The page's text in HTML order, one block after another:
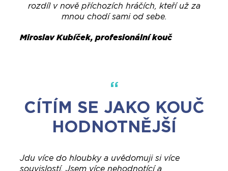
rozdíl v nově příchozích hráčích, kteří už za
mnou chodí sami od sebe.
Miroslav Kubíček, profesionální kouč
CÍTÍM SE JAKO KOUČ
HODNOTNĚJŠÍ
Jdu více do hloubky a uvědomuji si více
souvislostí. Jsem více nehodnotící a